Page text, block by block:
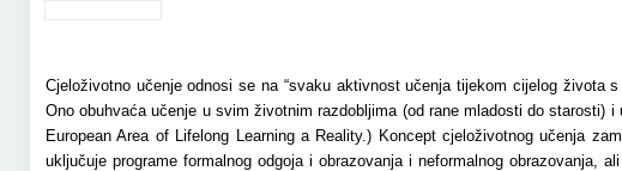
Cjeloživotno učenje odnosi se na “svaku aktivnost učenja tijekom cijelog života
Ono obuhvaća učenje u svim životnim razdobljima (od rane mladosti do
European Area of Lifelong Learning a Reality.) Koncept cjeloživotnog učenja
uključuje programe formalnog odgoja i obrazovanja i neformalnog obrazovanja,